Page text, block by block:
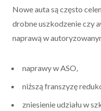
Nowe auta są często
drobne uszkodzenie czy
naprawą w
naprawy w ASO,
niższą franszyzę
zniesienie udziału w